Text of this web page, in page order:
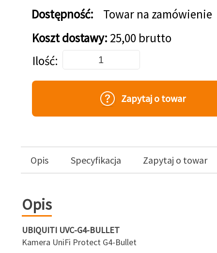
Dostępność:
Towar na zamówienie
Koszt dostawy: 25,00 brutto
Dodaj do koszyka
Ilość
Zapytaj o towar
Opis Specyfikacja Zapytaj o towar
Opis
UBIQUITI UVC-G4-BULLET
Kamera UniFi Protect G4-Bullet